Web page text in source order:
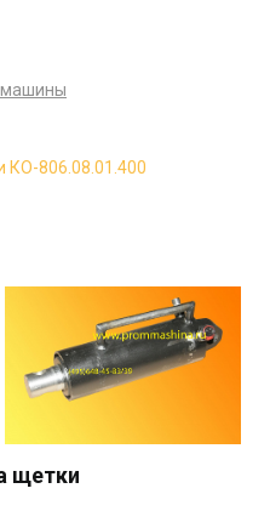
КО-806.08.01.400
щетки